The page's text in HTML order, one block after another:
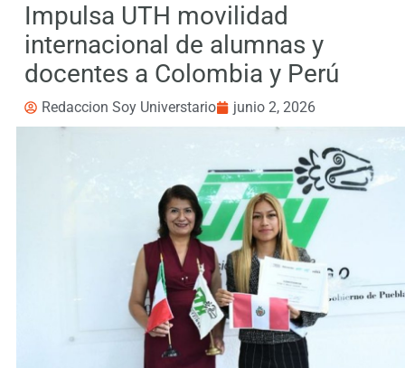
Impulsa UTH movilidad
internacional de alumnas y
docentes a Colombia y Perú
Redaccion Soy Universtario junio 2, 2026